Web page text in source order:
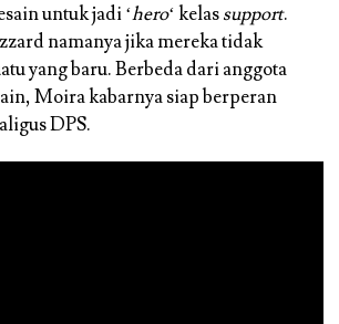
untuk jadi ‘hero‘ kelassupport.
namanya jika mereka tidak
yang baru. Berbeda dari anggota
Moira kabarnya siap berperan
DPS.